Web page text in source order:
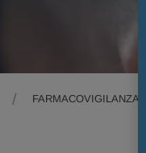
FARMACOVIGILANZA